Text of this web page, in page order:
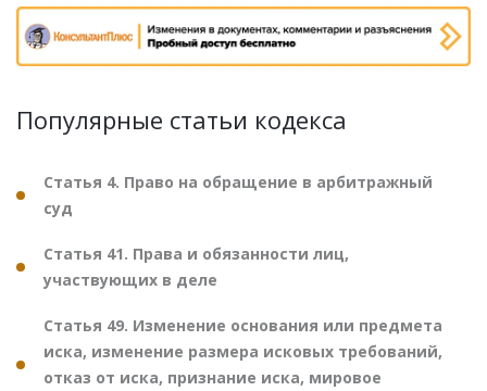
Популярные статьи кодекса
Статья 4. Право на обращение в арбитражный
суд
Статья 41. Права и обязанности лиц,
участвующих в деле
Статья 49. Изменение основания или предмета
иска, изменение размера исковых требований,
отказ от иска, признание иска, мировое